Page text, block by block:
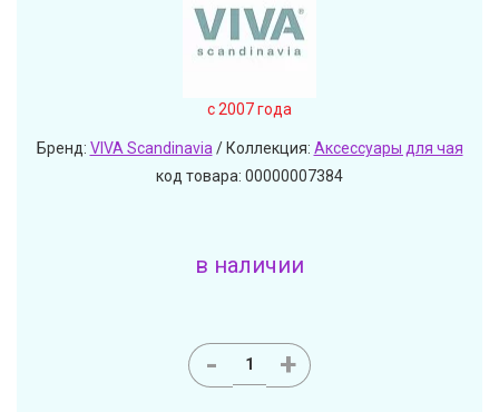
c 2007 года
Бренд: VIVA Scandinavia/ Коллекция: Аксессуары для чая
код товара: 00000007384
в наличии
- +